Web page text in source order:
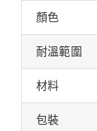
顏色
耐溫範圍
材料
包裝